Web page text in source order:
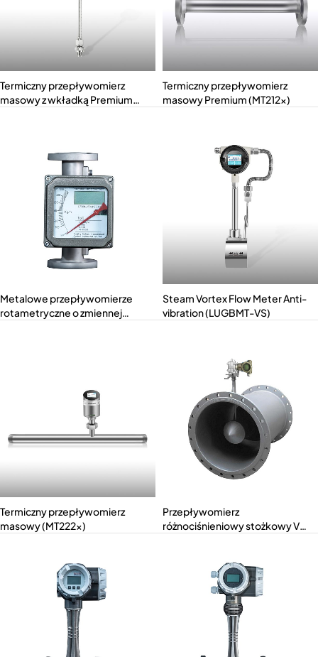
Termiczny przepływomierz
masowy z wkładką Premium
Termiczny przepływomierz
masowy Premium (MT212x)
Metalowe przepływomierze
rotametryczne o zmiennej
Steam Vortex Flow Meter Anti-
vibration (LUGBMT-VS)
Termiczny przepływomierz
masowy (MT222x)
Przepływomierz
różnociśnieniowy stożkowy V